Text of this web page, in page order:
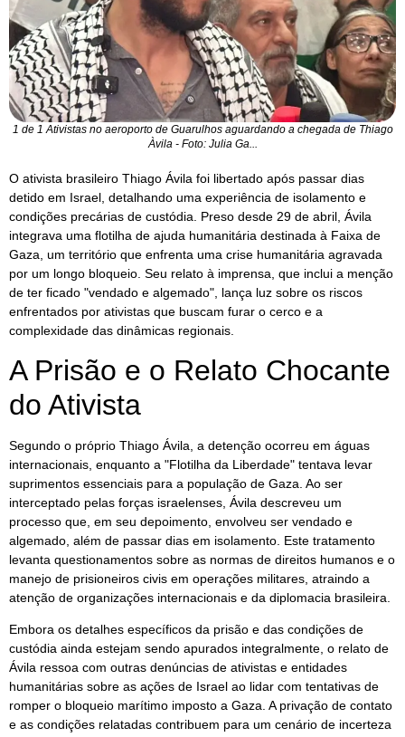
1 de 1 Ativistas no aeroporto de Guarulhos aguardando a chegada de Thiago
Àvila - Foto: Julia Ga...
O ativista brasileiro Thiago Ávila foi libertado após passar dias
detido em Israel, detalhando uma experiência de isolamento e
condições precárias de custódia. Preso desde 29 de abril, Ávila
integrava uma flotilha de ajuda humanitária destinada à Faixa de
Gaza, um território que enfrenta uma crise humanitária agravada
por um longo bloqueio. Seu relato à imprensa, que inclui a menção
de ter ficado "vendado e algemado", lança luz sobre os riscos
enfrentados por ativistas que buscam furar o cerco e a
complexidade das dinâmicas regionais.
A Prisão e o Relato Chocante
do Ativista
Segundo o próprio Thiago Ávila, a detenção ocorreu em águas
internacionais, enquanto a "Flotilha da Liberdade" tentava levar
suprimentos essenciais para a população de Gaza. Ao ser
interceptado pelas forças israelenses, Ávila descreveu um
processo que, em seu depoimento, envolveu ser vendado e
algemado, além de passar dias em isolamento. Este tratamento
levanta questionamentos sobre as normas de direitos humanos e o
manejo de prisioneiros civis em operações militares, atraindo a
atenção de organizações internacionais e da diplomacia brasileira.
Embora os detalhes específicos da prisão e das condições de
custódia ainda estejam sendo apurados integralmente, o relato de
Ávila ressoa com outras denúncias de ativistas e entidades
humanitárias sobre as ações de Israel ao lidar com tentativas de
romper o bloqueio marítimo imposto a Gaza. A privação de contato
e as condições relatadas contribuem para um cenário de incerteza